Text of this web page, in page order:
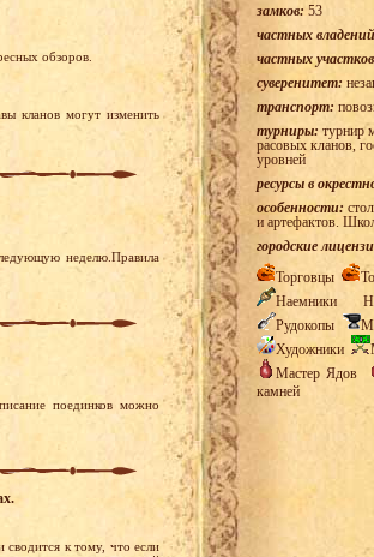
обзоров.
кланов могут изменить
неделю.Правила
поединков можно
к тому, что если
замков: 53
частных
частных
суверенитет:
транспорт:
турниры: турнир
расовых кланов,
уровней
ресурсы в
особенности:
и артефактов.
городские
Торговцы
Наемники
Рудокопы
Художники
Мастер Ядов
камней